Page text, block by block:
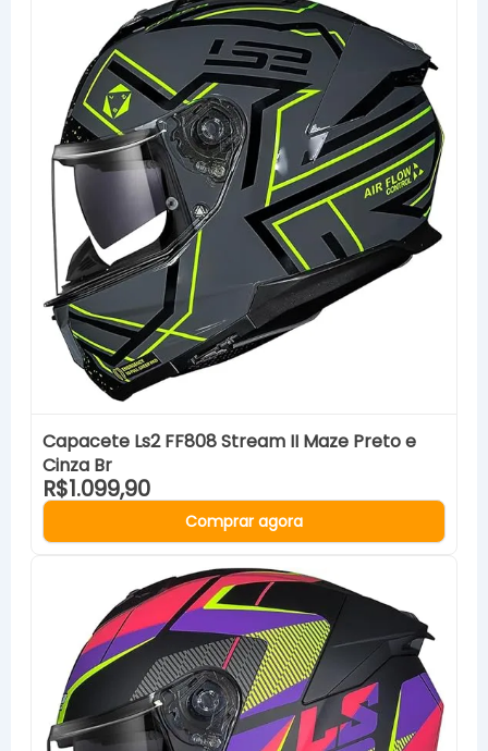
Capacete Ls2 FF808 Stream II Maze Preto e
Cinza Br
R$1.099,90
Comprar agora